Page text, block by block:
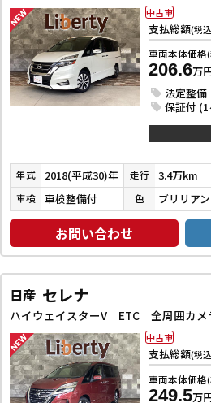
支払総額(税
車両本体価格
206.6万
法定整備
保証付
中古車
年式 2018(平成30)年 走行 3.4万km
車検 車検整備付 色
お問い合わせ
日産 セレナ
支払総額(税
車両本体価格
249.5万
中古車